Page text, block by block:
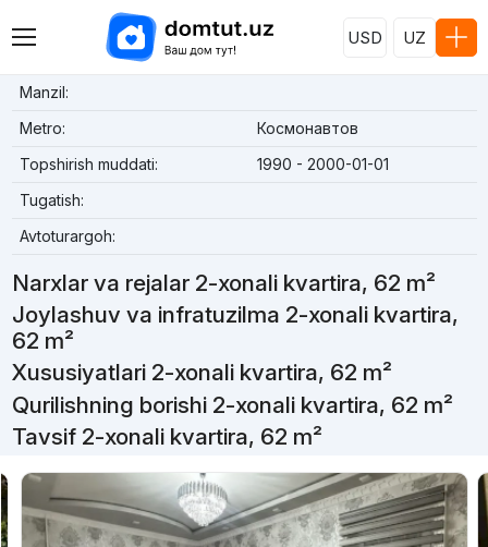
USD UZ
Manzil:
Metro:
Космонавтов
Topshirish muddati:
1990 - 2000-01-01
Tugatish:
Avtoturargoh:
Narxlar va rejalar 2-xonali kvartira, 62 m²
Joylashuv va infratuzilma 2-xonali kvartira,
62 m²
Xususiyatlari 2-xonali kvartira, 62 m²
Qurilishning borishi 2-xonali kvartira, 62 m²
Tavsif 2-xonali kvartira, 62 m²